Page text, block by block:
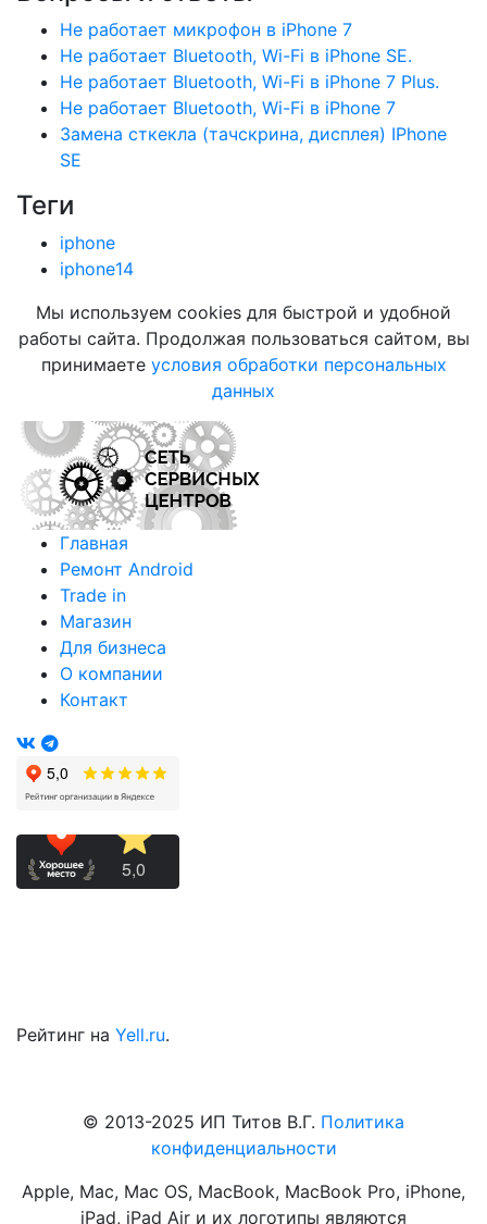
Не работает микрофон в iPhone 7
Не работает Bluetooth, Wi-Fi в iPhone SE.
Не работает Bluetooth, Wi-Fi в iPhone 7 Plus.
Не работает Bluetooth, Wi-Fi в iPhone 7
Замена сткекла (тачскрина, дисплея) IPhone
SE
Теги
iphone
iphone14
Мы используем cookies для быстрой и удобной
работы сайта. Продолжая пользоваться сайтом, вы
принимаете условия обработки персональных
данных
Главная
Ремонт Android
Trade in
Магазин
Для бизнеса
О компании
Контакт
Рейтинг на Yell.ru.
© 2013-2025 ИП Титов В.Г. Политика
конфиденциальности
Apple, Mac, Mac OS, MacBook, MacBook Pro, iPhone,
iPad, iPad Air и их логотипы являются